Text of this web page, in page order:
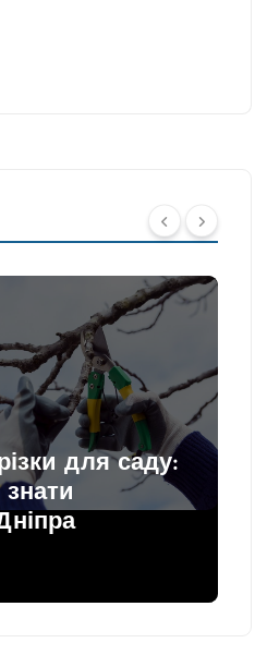
для саду: